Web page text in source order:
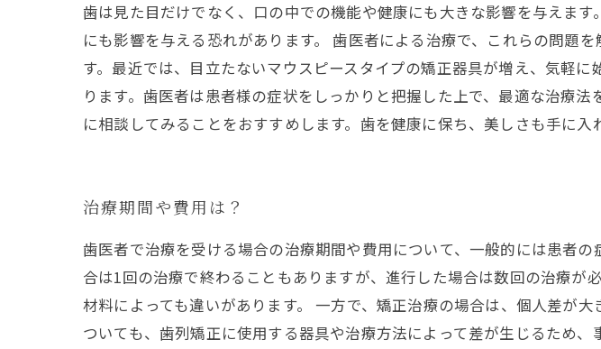
歯は見た目だけでなく、口の中での機能や健康にも大きな影響を与えま
にも影響を与える恐れがあります。 歯医者による治療で、これらの問題
す。最近では、目立たないマウスピースタイプの矯正器具が増え、気軽
ります。歯医者は患者様の症状をしっかりと把握した上で、最適な治療
に相談してみることをおすすめします。歯を健康に保ち、美しさも手に入
治療期間や費用は？
歯医者で治療を受ける場合の治療期間や費用について、一般的には患者
合は1回の治療で終わることもありますが、進行した場合は数回の治療
材料によっても違いがあります。 一方で、矯正治療の場合は、個人差が
ついても、歯列矯正に使用する器具や治療方法によって差が生じるため